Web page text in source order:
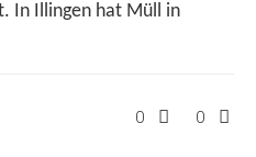
In Illingen hat Müll in
0 0